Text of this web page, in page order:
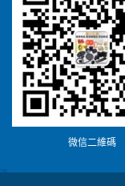
微信二維碼